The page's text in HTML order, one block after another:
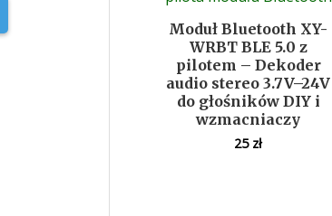
Moduł Bluetooth XY-
WRBT BLE 5.0 z
pilotem – Dekoder
audio stereo 3.7V–24V
do głośników DIY i
wzmacniaczy
25 zł